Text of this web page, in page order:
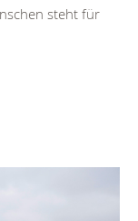
steht für